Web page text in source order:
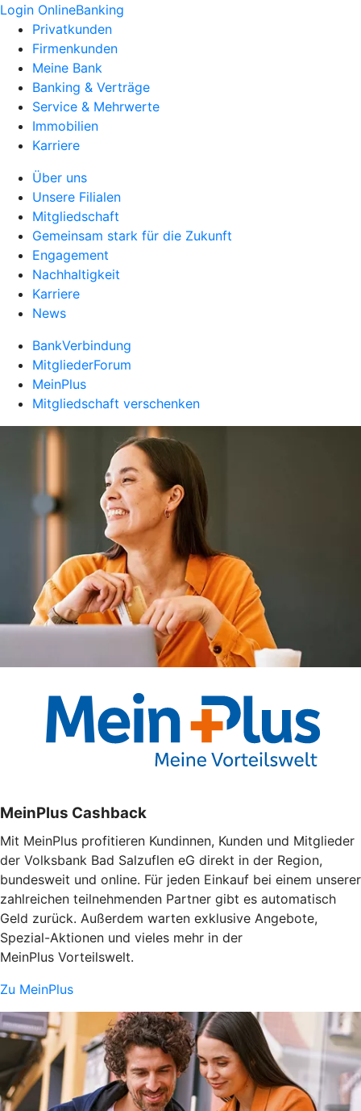
Login OnlineBanking
Privatkunden
Firmenkunden
Meine Bank
Banking & Verträge
Service & Mehrwerte
Immobilien
Karriere
Über uns
Unsere Filialen
Mitgliedschaft
Gemeinsam stark für die Zukunft
Engagement
Nachhaltigkeit
Karriere
News
BankVerbindung
MitgliederForum
MeinPlus
Mitgliedschaft verschenken
MeinPlus Cashback
Mit MeinPlus profitieren Kundinnen, Kunden und Mitglieder
der Volksbank Bad Salzuflen eG direkt in der Region,
bundesweit und online. Für jeden Einkauf bei einem unserer
zahlreichen teilnehmenden Partner gibt es automatisch
Geld zurück. Außerdem warten exklusive Angebote,
Spezial-Aktionen und vieles mehr in der
MeinPlus Vorteilswelt.
Zu MeinPlus